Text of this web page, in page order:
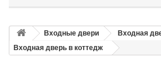
Входные двери
Входная
Входная дверь в коттедж